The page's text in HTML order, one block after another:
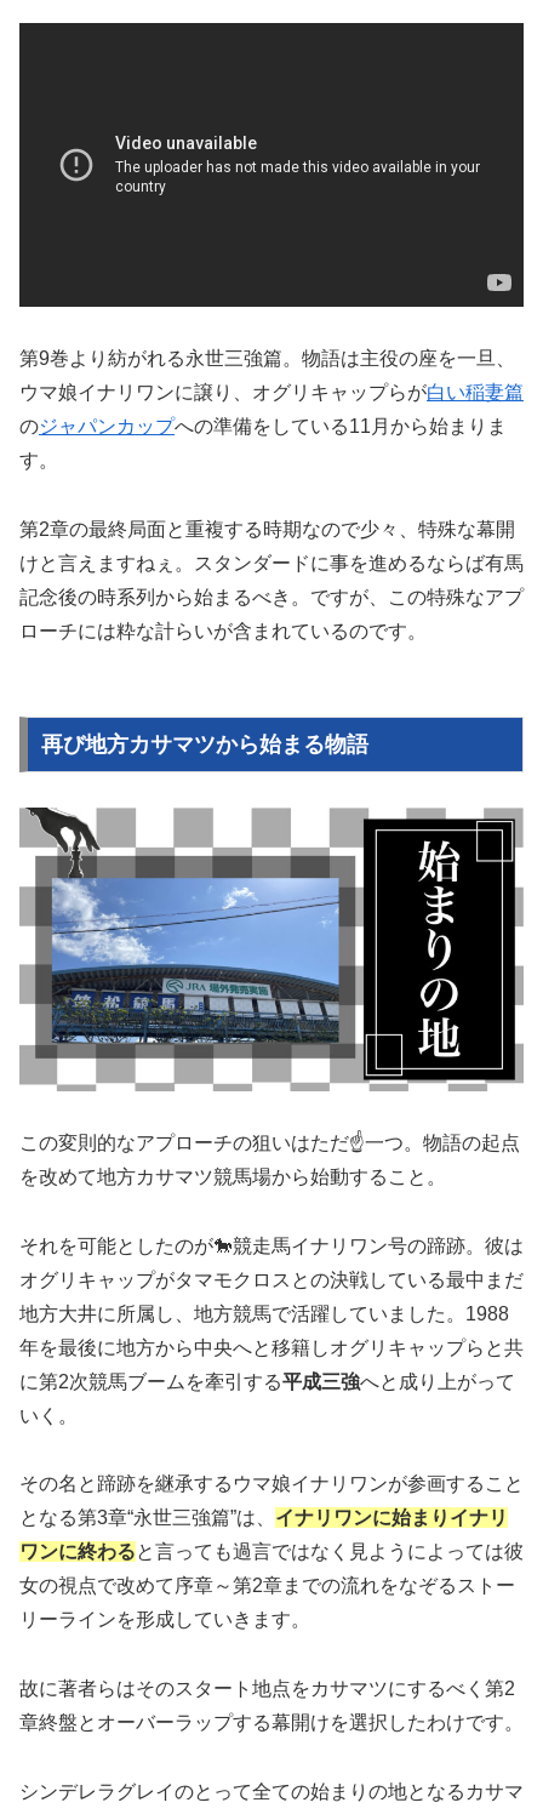
第9巻より紡がれる永世三強篇。物語は主役の座を一旦、
ウマ娘イナリワンに譲り、オグリキャップらが白い稲妻篇
のジャパンカップへの準備をしている11月から始まりま
す。
第2章の最終局面と重複する時期なので少々、特殊な幕開
けと言えますねぇ。スタンダードに事を進めるならば有馬
記念後の時系列から始まるべき。ですが、この特殊なアプ
ローチには粋な計らいが含まれているのです。
再び地方カサマツから始まる物語
この変則的なアプローチの狙いはただ☝️一つ。物語の起点
を改めて地方カサマツ競馬場から始動すること。
それを可能としたのが🐎競走馬イナリワン号の蹄跡。彼は
オグリキャップがタマモクロスとの決戦している最中まだ
地方大井に所属し、地方競馬で活躍していました。1988
年を最後に地方から中央へと移籍しオグリキャップらと共
に第2次競馬ブームを牽引する平成三強へと成り上がって
いく。
その名と蹄跡を継承するウマ娘イナリワンが参画すること
となる第3章“永世三強篇”は、 イナリワンに始まりイナリ
ワンに終わると言っても過言ではなく見ようによっては彼
女の視点で改めて序章～第2章までの流れをなぞるストー
リーラインを形成していきます。
故に著者らはそのスタート地点をカサマツにするべく第2
章終盤とオーバーラップする幕開けを選択したわけです。
シンデレラグレイのとって全ての始まりの地となるカサマ